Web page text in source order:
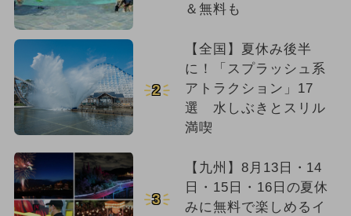
＆無料も
2
【全国】夏休み後半
に！「スプラッシュ系
アトラクション」17
選 水しぶきとスリル
満喫
3
【九州】8月13日・14
日・15日・16日の夏休
みに無料で楽しめるイ